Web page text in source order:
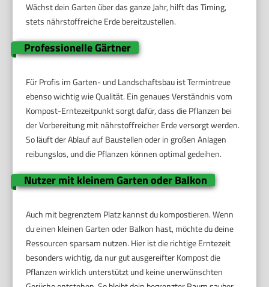
Wächst dein Garten über das ganze Jahr, hilft das Timing,
stets nährstoffreiche Erde bereitzustellen.
Professionelle Gärtner
Für Profis im Garten- und Landschaftsbau ist Termintreue
ebenso wichtig wie Qualität. Ein genaues Verständnis vom
Kompost-Erntezeitpunkt sorgt dafür, dass die Pflanzen bei
der Vorbereitung mit nährstoffreicher Erde versorgt werden.
So läuft der Ablauf auf Baustellen oder in großen Anlagen
reibungslos, und die Pflanzen können optimal gedeihen.
Nutzer mit kleinem Garten oder Balkon
Auch mit begrenztem Platz kannst du kompostieren. Wenn
du einen kleinen Garten oder Balkon hast, möchte du deine
Ressourcen sparsam nutzen. Hier ist die richtige Erntezeit
besonders wichtig, da nur gut ausgereifter Kompost die
Pflanzen wirklich unterstützt und keine unerwünschten